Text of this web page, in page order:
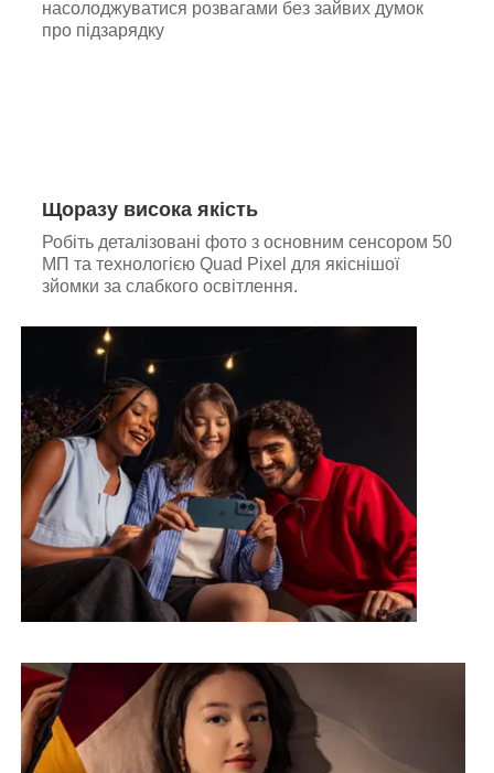
насолоджуватися розвагами без зайвих думок
про підзарядку
Щоразу висока якість
Робіть деталізовані фото з основним сенсором 50
МП та технологією Quad Pixel для якіснішої
зйомки за слабкого освітлення.